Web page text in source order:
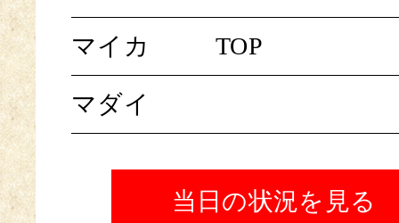
マイカ TOP
マダイ
当日の状況を見る